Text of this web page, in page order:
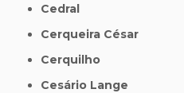
Cedral
Cerqueira César
Cerquilho
Cesário Lange